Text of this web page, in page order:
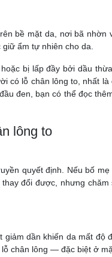
bề mặt da, nơi bã
ẩm tự nhiên cho da.
bị lấp đầy bởi dầu
có lỗ chân lông to, nhất
đen, bạn có thể đọc
lông to
quyết định. Nếu bố
đổi được, nhưng
giảm dần khiến da mất độ
chân lông — đặc biệt ở